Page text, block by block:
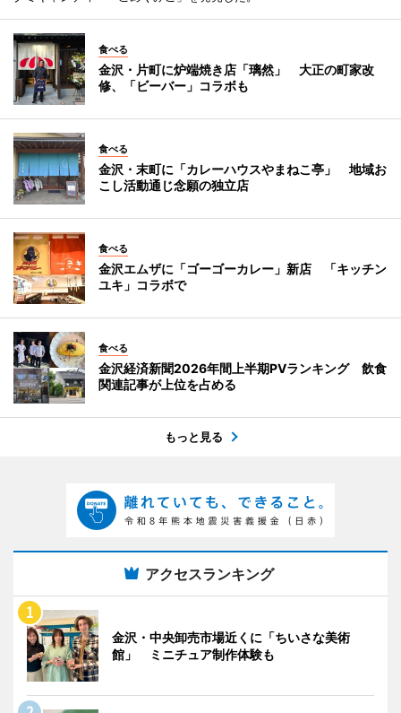
食べる
金沢・片町に炉端焼き店「璃然」 大正の町家改
修、「ビーバー」コラボも
食べる
金沢・末町に「カレーハウスやまねこ亭」 地域お
こし活動通じ念願の独立店
食べる
金沢エムザに「ゴーゴーカレー」新店 「キッチン
ユキ」コラボで
食べる
金沢経済新聞2026年間上半期PVランキング 飲食
関連記事が上位を占める
もっと見る
アクセスランキング
金沢・中央卸売市場近くに「ちいさな美術
館」 ミニチュア制作体験も